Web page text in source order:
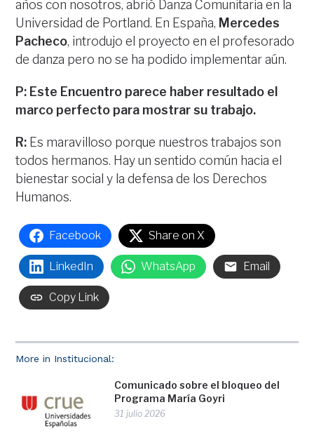
More in Institucional:
Comunicado sobre el bloqueo del
Programa María Goyri
31 julio 2026
años con nosotros, abrió Danza Comunitaria en la
Universidad de Portland. En España, Mercedes
Pacheco, introdujo el proyecto en el profesorado
de danza pero no se ha podido implementar aún.
P: Este Encuentro parece haber resultado el
marco perfecto para mostrar su trabajo.
R: Es maravilloso porque nuestros trabajos son
todos hermanos. Hay un sentido común hacia el
bienestar social y la defensa de los Derechos
Humanos.
Facebook Share on X
LinkedIn WhatsApp Email
Copy Link